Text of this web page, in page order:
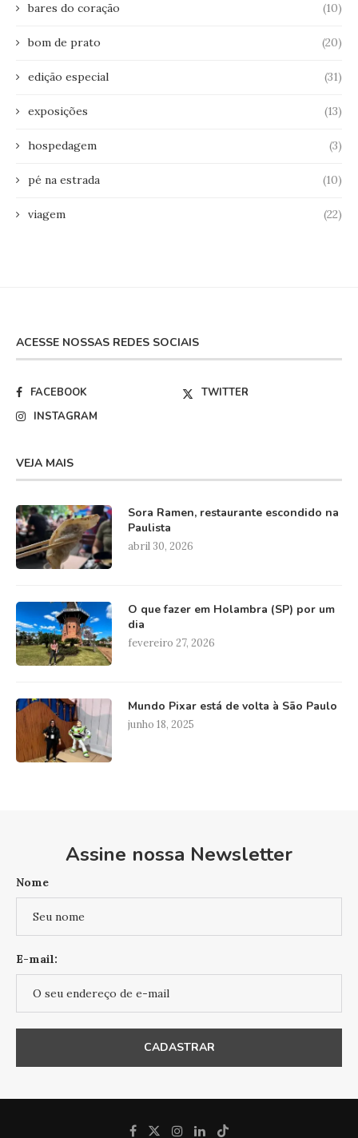
bares do coração (10)
bom de prato (20)
edição especial (31)
exposições (13)
hospedagem (3)
pé na estrada (10)
viagem (22)
ACESSE NOSSAS REDES SOCIAIS
FACEBOOK
TWITTER
INSTAGRAM
VEJA MAIS
Sora Ramen, restaurante escondido na
Paulista
abril 30, 2026
O que fazer em Holambra (SP) por um
dia
fevereiro 27, 2026
Mundo Pixar está de volta à São Paulo
junho 18, 2025
Assine nossa Newsletter
Nome
E-mail: